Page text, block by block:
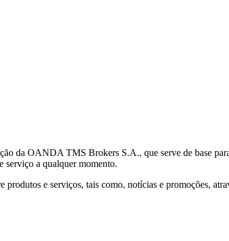
da OANDA TMS Brokers S.A., que serve de base
serviço a qualquer momento.
e serviços, tais como, notícias e promoções,